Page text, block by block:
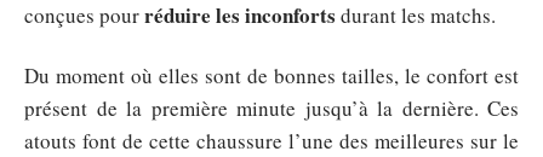
conçues pourréduire les inconforts durant les matchs.
Du moment où elles sont de bonnes tailles, le confort est
présent de la première minute jusqu’à la dernière. Ces
atouts font de cette chaussure l’une des meilleures sur le